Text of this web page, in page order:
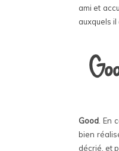
ami et
auxquels
Good . En
bien
décrié, et